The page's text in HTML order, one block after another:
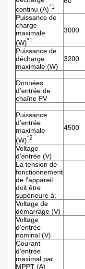
continu (A)*1
Puissance de
charge
maximale
(W)*1
3000
Puissance de
décharge
maximale (W)
3200
Données
d'entrée de
chaîne PV
Puissance
d'entrée
maximale
(W)*2
4500
Voltage
d'entrée (V)
La tension de
fonctionnement
de l'appareil
doit être
supérieure à:
Voltage de
démarrage (V)
Voltage
d'entrée
nominal (V)
Courant
d'entrée
maximal par
MPPT (A)